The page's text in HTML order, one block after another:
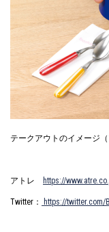
テークアウトのイメージ（
アトレ https://
Twitter： https://twitter.com/